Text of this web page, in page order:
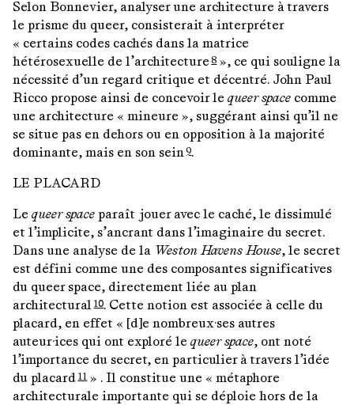
Selon Bonnevier, analyser une architecture à travers
le prisme du queer, consisterait à interpréter
« certains codes cachés dans la matrice
hétérosexuelle de l’architecture8», ce qui souligne la
nécessité d’un regard critique et décentré. John Paul
Ricco propose ainsi de concevoir le queer space comme
une architecture « mineure », suggérant ainsi qu’il ne
se situe pas en dehors ou en opposition à la majorité
dominante, mais en son sein9.
LE PLACARD
Le queer space paraît jouer avec le caché, le dissimulé
et l’implicite, s’ancrant dans l’imaginaire du secret.
Dans une analyse de la Weston Havens House, le secret
est défini comme une des composantes significatives
du queer space, directement liée au plan
architectural 10. Cette notion est associée à celle du
placard, en effet « [d]e nombreux·ses autres
auteur·ices qui ont exploré le queer space, ont noté
l’importance du secret, en particulier à travers l’idée
du placard 11» . Il constitue une « métaphore
architecturale importante qui se déploie hors de la